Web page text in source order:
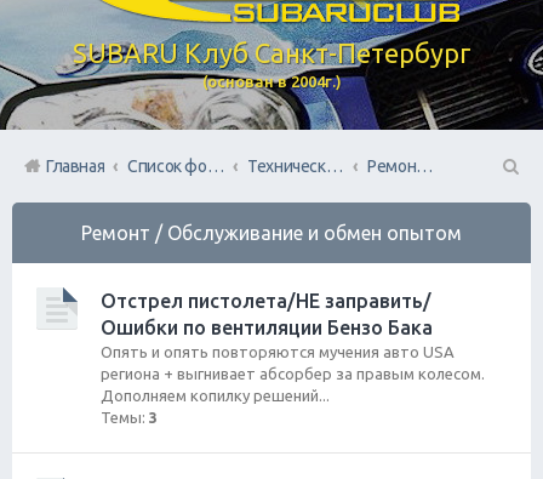
SUBARU Клуб Санкт-Петербург
(основан в 2004г.)
Главная Список форумов Технический раздел
Ремонт / Обслуживание и обмен опытом
П
Ремонт / Обслуживание и обмен опытом
Отстрел пистолета/НЕ заправить/
Ошибки по вентиляции Бензо Бака
Опять и опять повторяются мучения авто USA
региона + выгнивает абсорбер за правым колесом.
Дополняем копилку решений...
Темы: 3